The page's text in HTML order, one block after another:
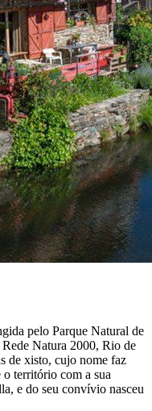
pelo Parque Natural de
Natura 2000, Rio de
de xisto, cujo nome faz
território com a sua
e do seu convívio nasceu